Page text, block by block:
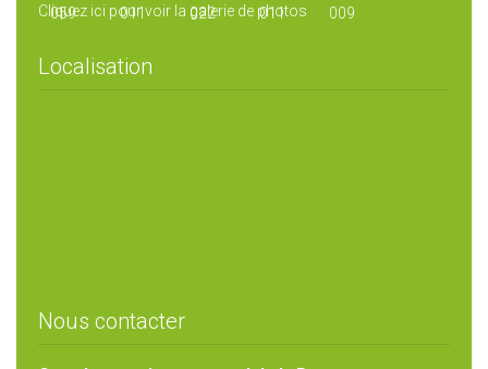
Cliquez ici pour voir la galerie de photos
Localisation
Nous contacter